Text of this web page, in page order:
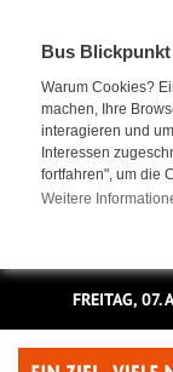
Bus
Warum Cookies?
machen, Ihre
interagieren und
Interessen
fortfahren", um die
Weitere
FREITAG, 07.